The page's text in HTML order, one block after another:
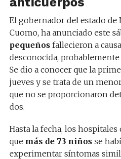
El gobernador del estado de
Cuomo, ha anunciado este
pequeños fallecieron a
desconocida, probablemente
Se dio a conocer que la
jueves y se trata de un
que no se proporcionaron
dos.
Hasta la fecha, los
que más de 73 niños se
experimentar síntomas